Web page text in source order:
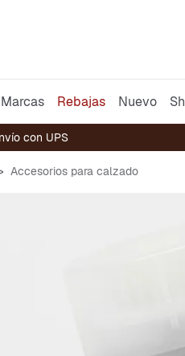
Marcas Rebajas Nuevo
con UPS
Accesorios para calzado